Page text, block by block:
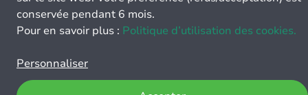
conservée pendant 6 mois.
Pour en savoir plus : Politique d’utilisation des cookies.
Personnaliser